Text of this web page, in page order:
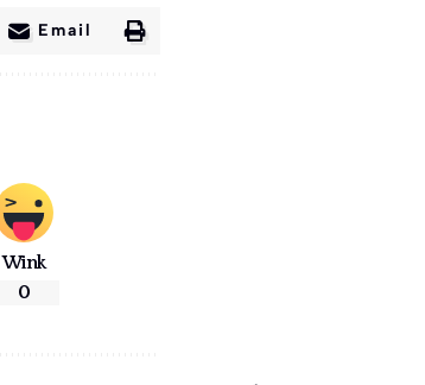
Email
Wink
0